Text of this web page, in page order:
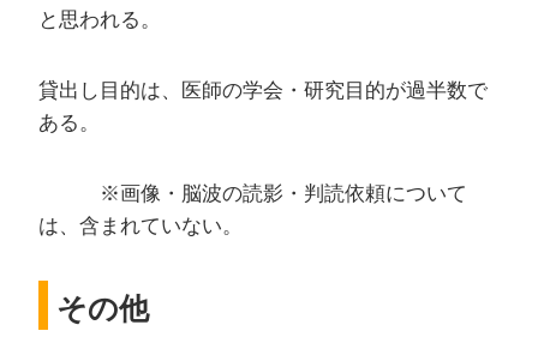
と思われる。
貸出し目的は、医師の学会・研究目的が過半数で
ある。
※画像・脳波の読影・判読依頼について
は、含まれていない。
その他